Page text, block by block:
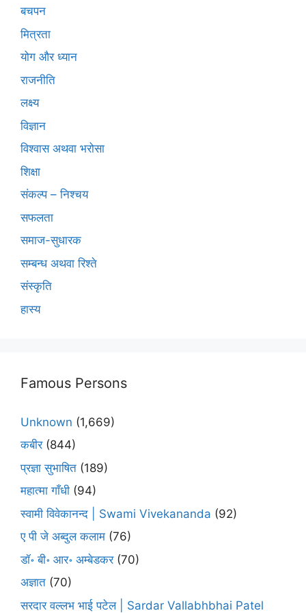
बचपन
मित्रता
योग और ध्यान
राजनीति
लक्ष्य
विज्ञान
विश्वास अथवा भरोसा
शिक्षा
संकल्प – निश्चय
सफलता
समाज-सुधारक
सम्बन्ध अथवा रिश्ते
संस्कृति
हास्य
Famous Persons
Unknown (1,669)
कबीर(844)
प्रज्ञा सुभाषित (189)
महात्मा गाँधी (94)
स्वामी विवेकानन्द | Swami Vivekananda (92)
ए पी जे अब्दुल कलाम (76)
डॉ॰ बी॰ आर॰ अम्बेडकर(70)
अज्ञात (70)
सरदार वल्लभ भाई पटेल | Sardar Vallabhbhai Patel